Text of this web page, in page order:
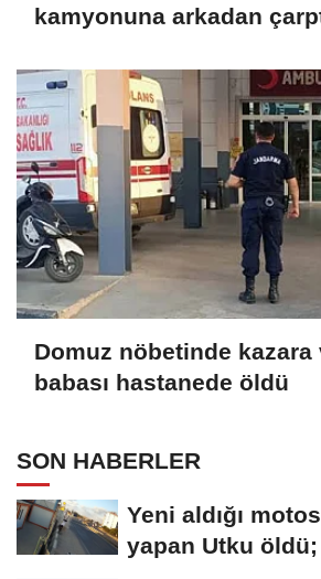
kamyonuna arkadan
Domuz nöbetinde kazara
babası hastanede öldü
SON HABERLER
Yeni aldığı
yapan Utku